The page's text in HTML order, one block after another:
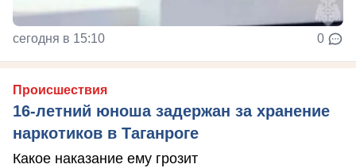
сегодня в 15:10 0
Происшествия
16-летний юноша задержан за хранение
наркотиков в Таганроге
Какое наказание ему грозит